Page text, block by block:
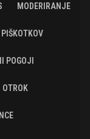
MODERIRANJE
POGOJI